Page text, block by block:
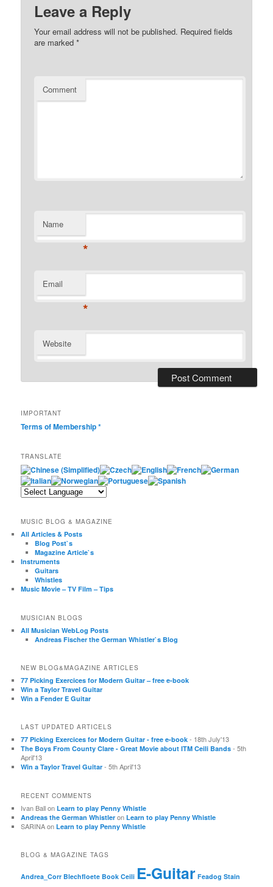
Leave a Reply
Your email address will not be published. Required fields
are marked*
Comment
Name
*
Email
*
Website
IMPORTANT
Terms of Membership*
TRANSLATE
MUSIC BLOG & MAGAZINE
All Articles & Posts
Blog Post`s
Magazine Article`s
Instruments
Guitars
Whistles
Music Movie – TV Film – Tips
MUSICIAN BLOGS
All Musician WebLog Posts
Andreas Fischer the German Whistler`s Blog
NEW BLOG&MAGAZINE ARTICLES
77 Picking Exercices for Modern Guitar – free e-book
Win a Taylor Travel Guitar
Win a Fender E Guitar
LAST UPDATED ARTICELS
77 Picking Exercices for Modern Guitar - free e-book - 18th July'13
The Boys From County Clare - Great Movie about ITM Ceili Bands - 5th
April'13
Win a Taylor Travel Guitar - 5th April'13
RECENT COMMENTS
Ivan BallonLearn to play Penny Whistle
Andreas the German Whistler onLearn to play Penny Whistle
SARINAonLearn to play Penny Whistle
BLOG & MAGAZINE TAGS
Andrea_Corr Blechfloete Book Ceili E-Guitar Feadog Stain